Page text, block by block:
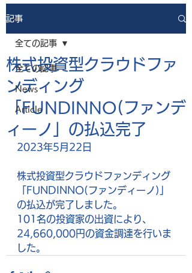
記事
全ての記事
News
Article
全ての記事
株式投資型クラウドファ
ンディング
「FUNDINNO(ファンデ
ィーノ」の払込完了
2023年5月22日
株式投資型クラウドファンディング
「FUNDINNO(ファンディーノ)」
の払込が完了しました。
101名の投資家の出資により、
24,660,000円の資金調達を行いま
した。